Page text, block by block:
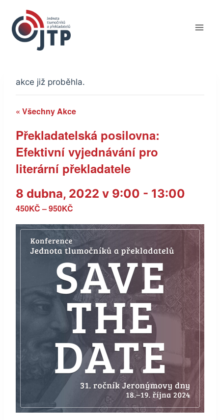
obsah
akce již proběhla.
« Všechny Akce
Překladatelská posilovna:
Efektivní vyjednávání pro
literární překladatele
8 dubna, 2022 v 9:00 - 13:00
450KČ – 950KČ